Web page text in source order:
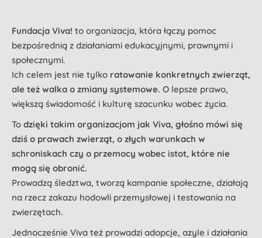
Fundacja Viva! to organizacja, która łączy pomoc
bezpośrednią z działaniami edukacyjnymi, prawnymi i
społecznymi.
Ich celem jest nie tylko ratowanie konkretnych zwierząt,
ale też walka o zmiany systemowe. O lepsze prawo,
większą świadomość i kulturę szacunku wobec życia.
To dzięki takim organizacjom jak Viva, głośno mówi się
dziś o prawach zwierząt, o złych warunkach w
schroniskach czy o przemocy wobec istot, które nie
mogą się obronić.
Prowadzą śledztwa, tworzą kampanie społeczne, działają
na rzecz zakazu hodowli przemysłowej i testowania na
zwierzętach.
Jednocześnie Viva też prowadzi adopcje, azyle i działania